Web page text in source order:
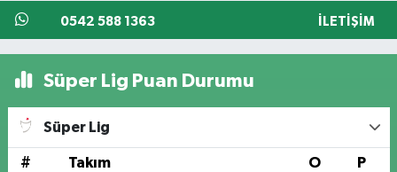
0542 588 1363 İLETIŞIM
Süper Lig Puan Durumu
Süper Lig
# Takım O P